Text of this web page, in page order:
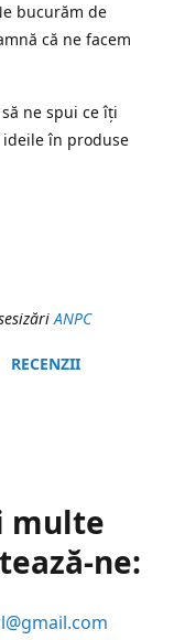
bucurăm de
că ne facem
ne spui ce îți
în produse
ANPC
RECENZII
multe
ne: